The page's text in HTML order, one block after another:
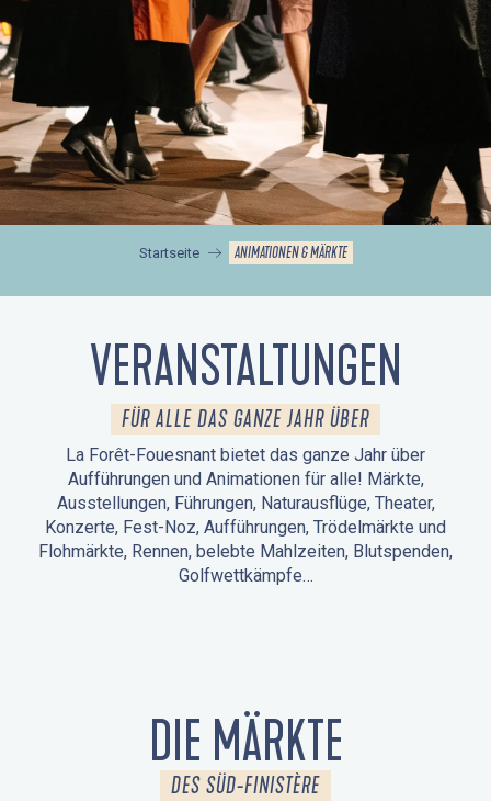
Startseite ANIMATIONEN & MÄRKTE
VERANSTALTUNGEN
FÜR ALLE DAS GANZE JAHR ÜBER
La Forêt-Fouesnant bietet das ganze Jahr über
Aufführungen und Animationen für alle! Märkte,
Ausstellungen, Führungen, Naturausflüge, Theater,
Konzerte, Fest-Noz, Aufführungen, Trödelmärkte und
Flohmärkte, Rennen, belebte Mahlzeiten, Blutspenden,
Golfwettkämpfe…
DIE MÄRKTE
DES SÜD-FINISTÈRE